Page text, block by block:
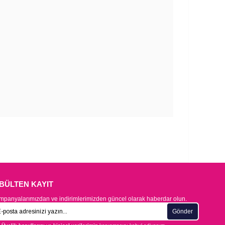
KAYIT
ve indirimlerimizden güncel olarak haberdar olun.
Gönder